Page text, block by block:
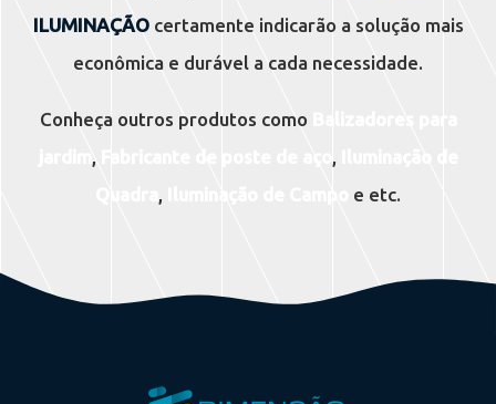
ILUMINAÇÃOcertamente indicarão a solução mais
econômica e durável a cada necessidade.
Conheça outros produtos como
e etc.